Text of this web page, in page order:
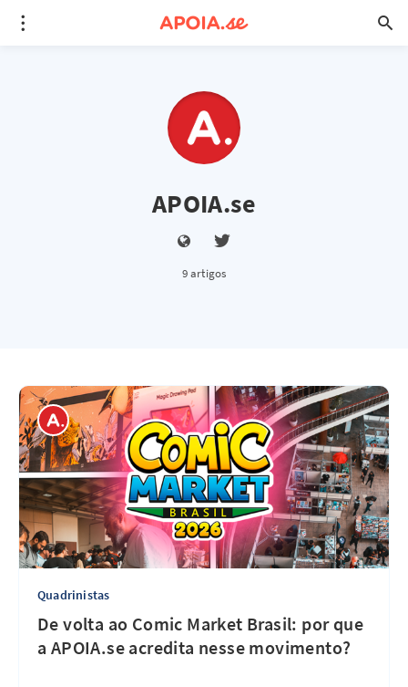
APOIA.se
9 artigos
Quadrinistas
De volta ao Comic Market Brasil: por que
a APOIA.se acredita nesse movimento?